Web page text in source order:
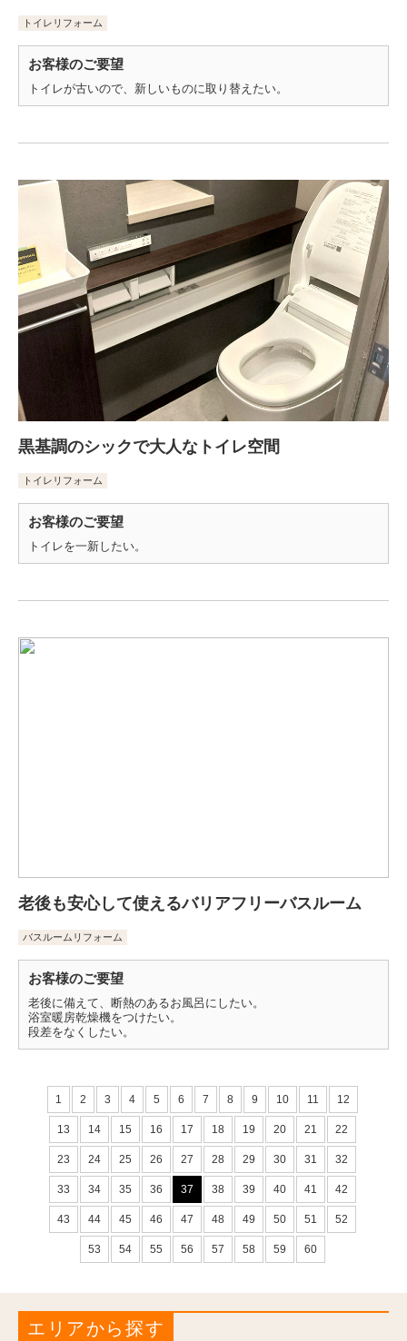
トイレリフォーム
お客様のご要望
トイレが古いので、新しいものに取り替えたい。
黒基調のシックで大人なトイレ空間
トイレリフォーム
お客様のご要望
トイレを一新したい。
老後も安心して使えるバリアフリーバスルーム
バスルームリフォーム
お客様のご要望
老後に備えて、断熱のあるお風呂にしたい。
浴室暖房乾燥機をつけたい。
段差をなくしたい。
1 2 3 4 5 6 7 8 9 10 11 12
13 14 15 16 17 18 19 20 21 22
23 24 25 26 27 28 29 30 31 32
33 34 35 36 37 38 39 40 41 42
43 44 45 46 47 48 49 50 51 52
53 54 55 56 57 58 59 60
エリアから探す